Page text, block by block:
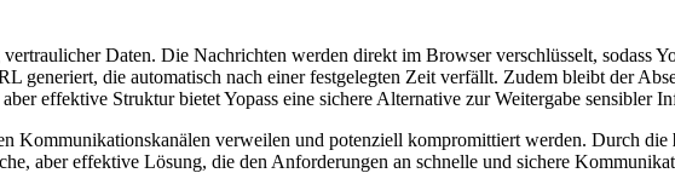
Daten. Die Nachrichten werden direkt im Browser verschlüsselt, sodass
generiert, die automatisch nach einer festgelegten Zeit verfällt. Zudem bleibt der
effektive Struktur bietet Yopass eine sichere Alternative zur Weitergabe sensibler
Kommunikationskanälen verweilen und potenziell kompromittiert werden. Durch die
aber effektive Lösung, die den Anforderungen an schnelle und sichere